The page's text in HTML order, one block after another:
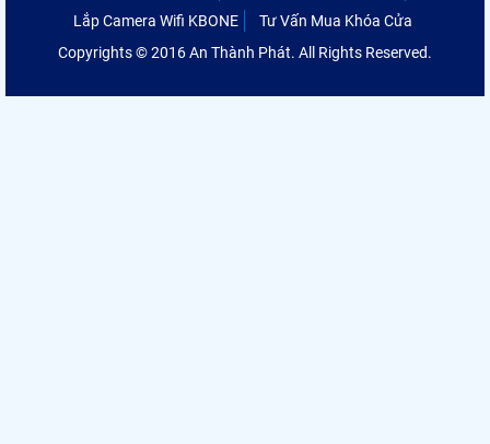
Lắp Camera Wifi KBONE
Tư Vấn Mua Khóa Cửa
Copyrights © 2016 An Thành Phát. All Rights Reserved.